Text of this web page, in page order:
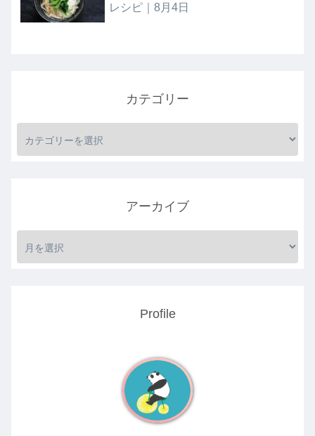
レシピ｜8月4日
カテゴリー
アーカイブ
Profile